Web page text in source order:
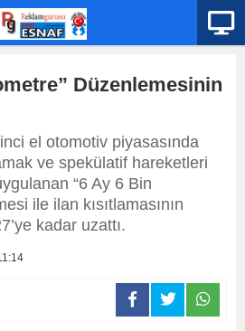
Düzenlemesinin
el otomotiv piyasasında
ve spekülatif hareketleri
“6 Ay 6 Bin
ile ilan kısıtlamasının
kadar uzattı.